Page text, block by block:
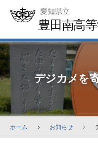
愛知県立
豊田南高
デジカメを
ホーム お知らせ